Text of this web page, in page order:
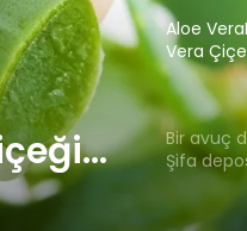
Bir avuç
Şifa
Aynısefa
Bilmiyor!